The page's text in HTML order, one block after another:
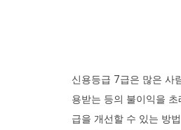
신용등급 7급은 많은 사
용받는 등의 불이익을
급을 개선할 수 있는 방